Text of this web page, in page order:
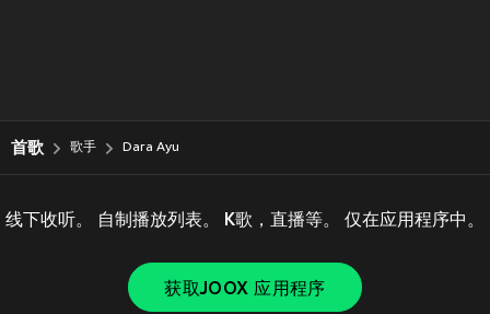
首歌 歌手 Dara Ayu
线下收听。 自制播放列表。 K歌，直播等。 仅在应用程序中。
获取JOOX 应用程序